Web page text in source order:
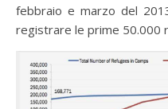
febbraio e marzo del
registrare le prime 50.000